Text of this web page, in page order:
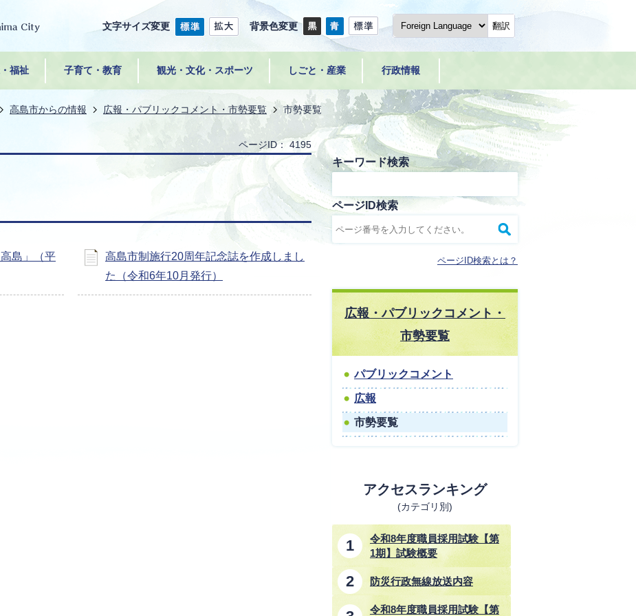
文字サイズ変更 背景色変更 翻訳
福祉 子育て・教育 観光・文化・スポーツ しごと・産業 行政情報
高島市からの情報 広報・パブリックコメント・市勢要覧 市勢要覧
ページID： 4195
島」（平
高島市制施行20周年記念誌を作成しまし
た（令和6年10月発行）
キーワード検索
ページID検索
ページID検索とは？
広報・パブリックコメント・
市勢要覧
パブリックコメント
広報
市勢要覧
アクセスランキング
(カテゴリ別)
令和8年度職員採用試験【第
1期】試験概要
防災行政無線放送内容
令和8年度職員採用試験【第